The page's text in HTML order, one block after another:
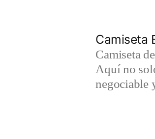
Camiseta
Camiseta
Aquí no
negociable